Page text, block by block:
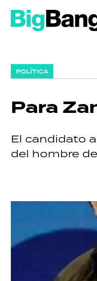
POLÍTICA
Para
El candidato
del hombre